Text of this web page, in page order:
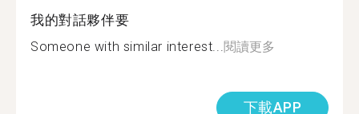
我的對話夥伴要
Someone with similar interest...閱讀更多
下載APP